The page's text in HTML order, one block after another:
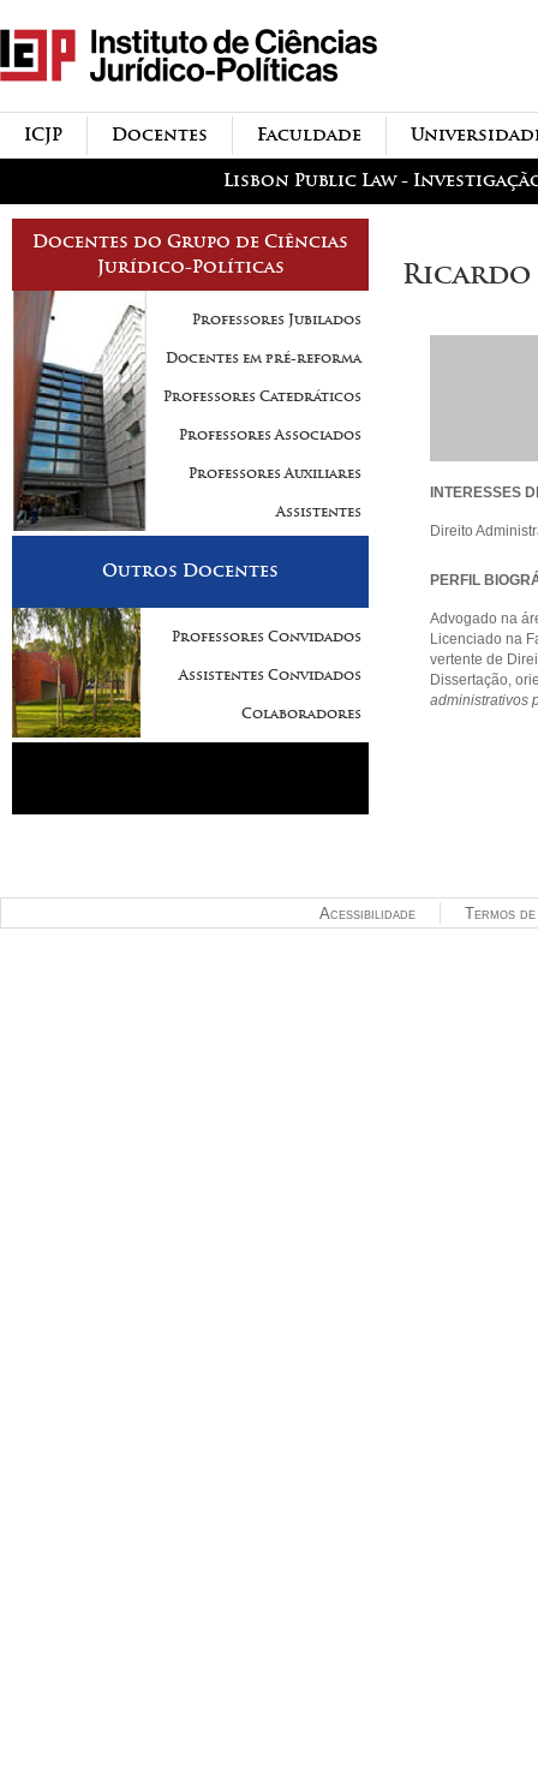
principal
icjp
menu-institucional Faculdade
Docentes
ICJP
Lisbon Public Law -
Docentes do Grupo de Ciências
Jurídico-Políticas
Professores Jubilados
Docentes em pré-reforma
Professores Catedráticos
Professores Associados
Professores Auxiliares
Assistentes
Outros Docentes
Professores Convidados
Assistentes Convidados
Colaboradores
Ricardo
INTERESSES
Direito
PERFIL
Advogado na
Licenciado na
vertente de
Dissertação,
administrativos
Termos
Acessibilidade